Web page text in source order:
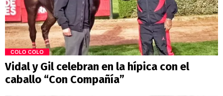
COLO COLO
Vidal y Gil celebran en la hípica con el
caballo “Con Compañía”